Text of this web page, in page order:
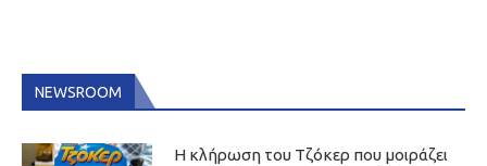
NEWSROOM
Η κλήρωση του Τζόκερ που μοιράζει